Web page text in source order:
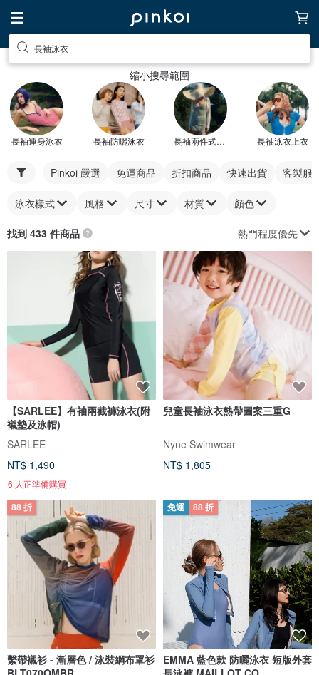
長袖泳衣
縮小搜尋範圍
長袖連身泳衣 長袖防曬泳衣 長袖兩件式泳衣 長袖泳衣上衣
Pinkoi 嚴選 免運商品 折扣商品 快速出貨 客製服
泳衣樣式 風格 尺寸 材質 顏色
找到 433 件商品 熱門程度優先
【SARLEE】有袖兩截褲泳衣(附
襯墊及泳帽)
SARLEE
NT$ 1,490
6 人正準備購買
兒童長袖泳衣熱帶圖案三重G
Nyne Swimwear
NT$ 1,805
88 折
繫帶襯衫 - 漸層色 / 泳裝網布罩衫
免運 88 折
EMMA 藍色款 防曬泳衣 短版外套